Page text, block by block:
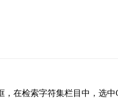
在检索字符集栏目中，选中